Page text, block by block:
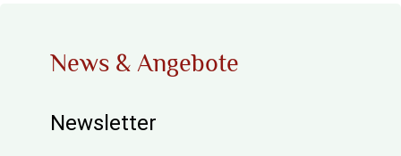
News & Angebote
Newsletter